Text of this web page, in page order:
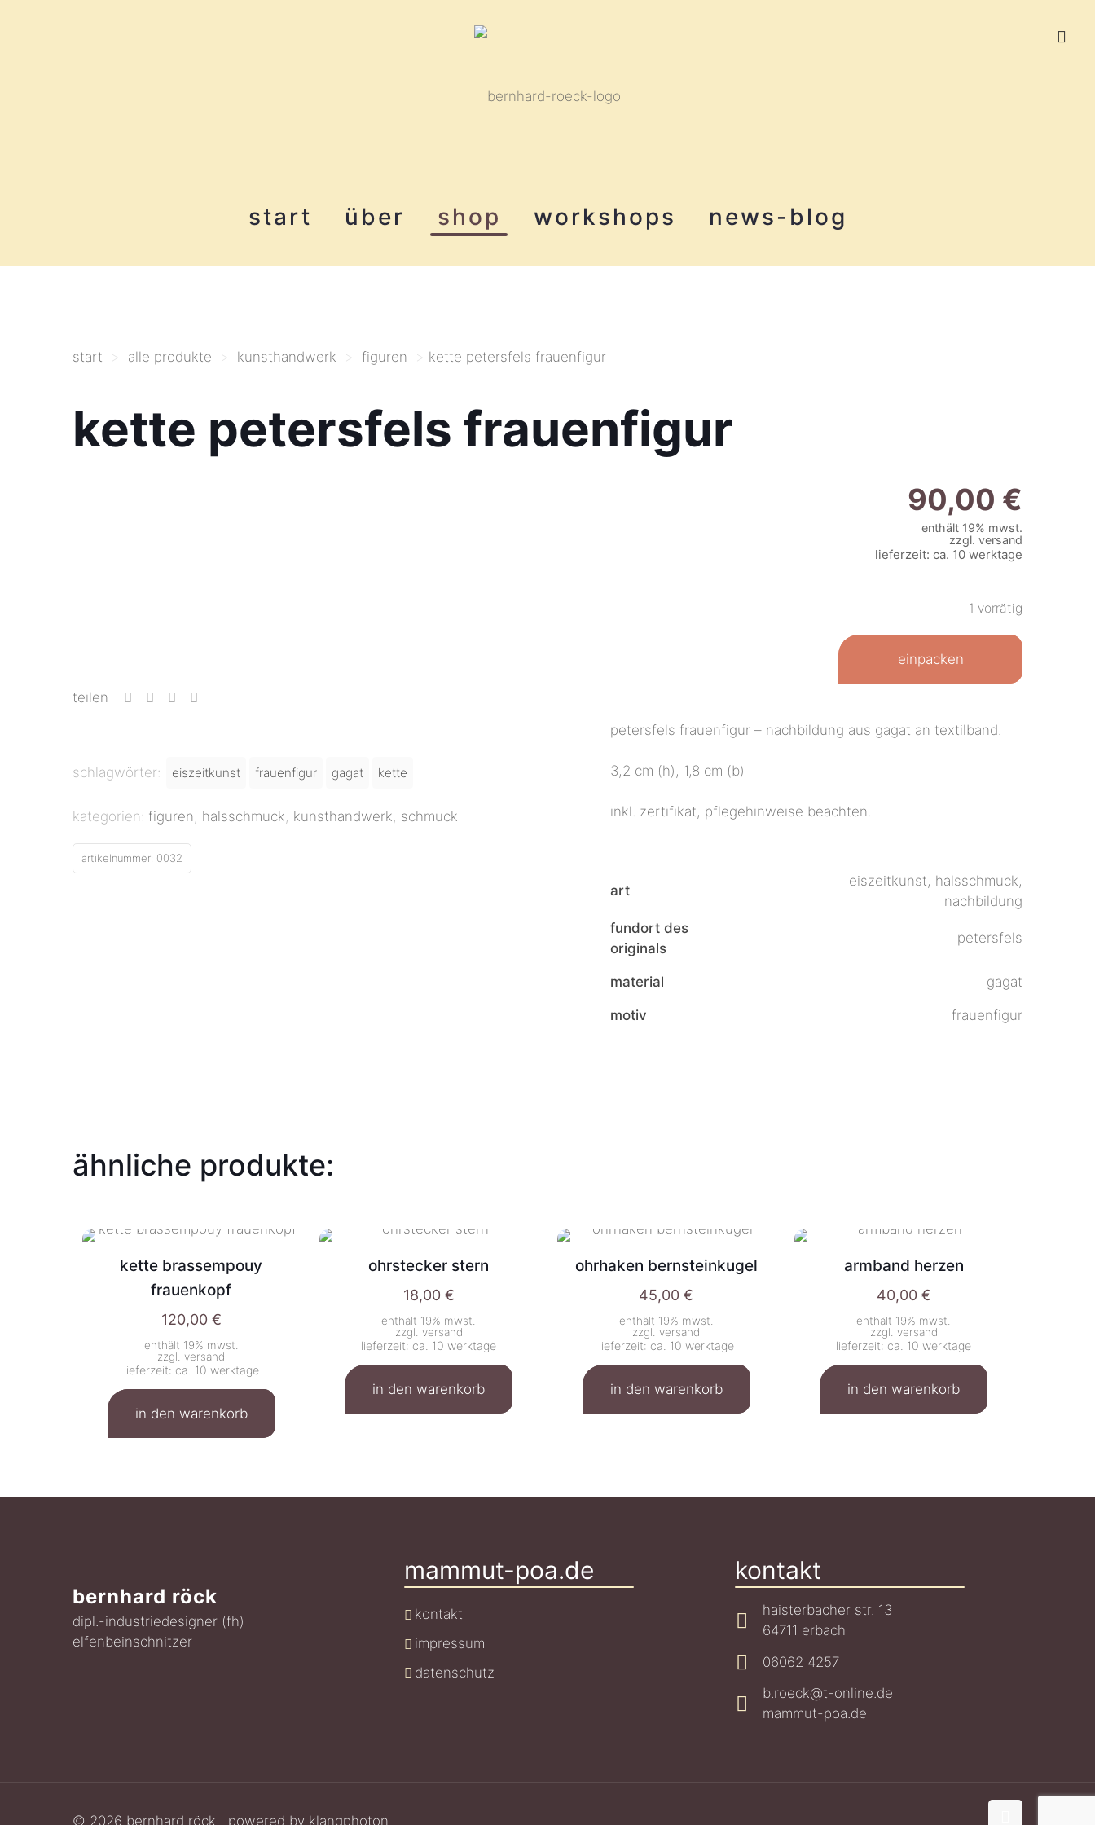
start über shop workshops news-blog
start > alle produkte > kunsthandwerk > figuren > kette petersfels frauenfigur
kette petersfels frauenfigur
teilen
schlagwörter: eiszeitkunst frauenfigur gagat kette
kategorien: figuren, halsschmuck, kunsthandwerk, schmuck
artikelnummer: 0032
90,00 €
enthält 19% mwst.
zzgl. versand
lieferzeit: ca. 10 werktage
1 vorrätig
einpacken
petersfels frauenfigur – nachbildung aus gagat an textilband.
3,2 cm (h), 1,8 cm (b)
inkl. zertifikat, pflegehinweise beachten.
art
eiszeitkunst, halsschmuck,
nachbildung
fundort des
originals
petersfels
material gagat
motiv frauenfigur
ähnliche produkte:
kette brassempouy
frauenkopf
120,00 €
enthält 19% mwst.
zzgl. versand
lieferzeit: ca. 10 werktage
in den warenkorb
ohrstecker stern
18,00 €
enthält 19% mwst.
zzgl. versand
lieferzeit: ca. 10 werktage
in den warenkorb
ohrhaken bernsteinkugel
45,00€
enthält 19% mwst.
zzgl. versand
lieferzeit: ca. 10 werktage
in den warenkorb
armband herzen
40,00 €
enthält 19% mwst.
zzgl. versand
lieferzeit: ca. 10 werktage
in den warenkorb
bernhard röck
dipl.-industriedesigner (fh)
elfenbeinschnitzer
mammut-poa.de
kontakt
impressum
datenschutz
kontakt
haisterbacher str. 13
64711 erbach
06062 4257
b.roeck@t-online.de
mammut-poa.de
© 2026 bernhard röck | powered by klangphoton